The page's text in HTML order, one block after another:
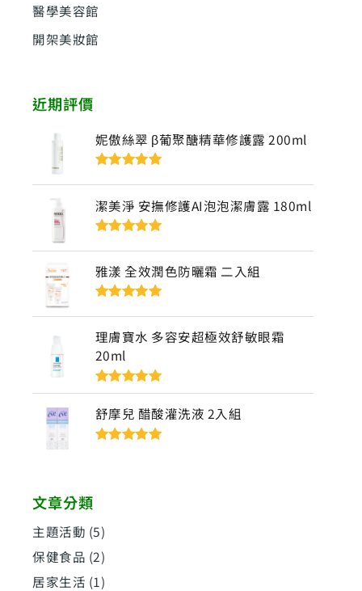
醫學美容館
開架美妝館
近期評價
妮傲絲翠 β葡聚醣精華修護露 200ml
5
潔美淨 安撫修護AI泡泡潔膚露 180ml
5
雅漾 全效潤色防曬霜 二入組
5
理膚寶水 多容安超極效舒敏眼霜
20ml
評分5滿分
5
舒摩兒 醋酸灌洗液 2入組
文章分類
主題活動 (5)
保健食品 (2)
居家生活 (1)